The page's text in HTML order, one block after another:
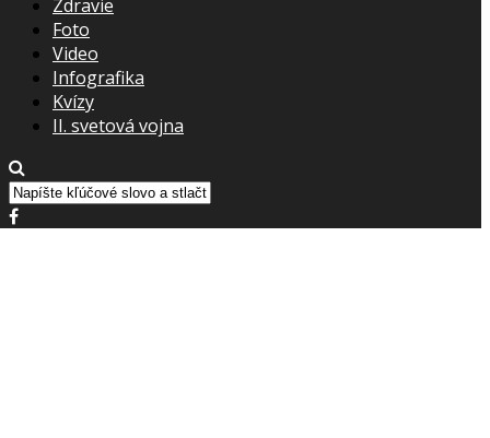
Zdravie
Foto
Video
Infografika
Kvízy
II. svetová vojna